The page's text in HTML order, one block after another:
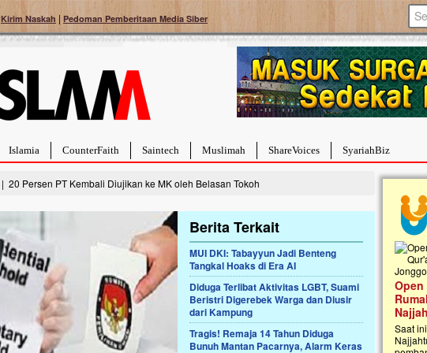
Kirim Naskah | Pedoman Pemberitaan Media Siber
Islamia CounterFaith Saintech Muslimah ShareVoices SyariahBiz
| 20 Persen PT Kembali Diujikan ke MK oleh Belasan Tokoh
Berita Terkait
MUI DKI: Tabayyun Jadi Benteng
Tangkal Hoaks di Era AI
Diduga Terlibat Aktivitas LGBT, Suami
Beristri Digerebek Warga dan Diusir
dari Kampung
Tragis! Remaja 14 Tahun Diduga
Bunuh Mantan Pacarnya, Alarm Keras
Palestina Masih Berduka, Ayo Ulurkan
Tangan Bantu Mereka
Sahabat, Ulurtangan mari kirimkan dukungan
terbaikmu untuk warga Palestina di Gaza demi
menguatkan mereka menghadapi situasi
mencekam ini. Mari dukung mereka dengan
berdonasi dengan cara:...
Open Donasi Wakaf Pembangunan
Rumah Qur'an & TK Islam Terpadu An
Najjah di Jonggol
Saat ini, Ulurtangan bersama Yayasan An
Najjahtul Islam Jonggol sedang merintis